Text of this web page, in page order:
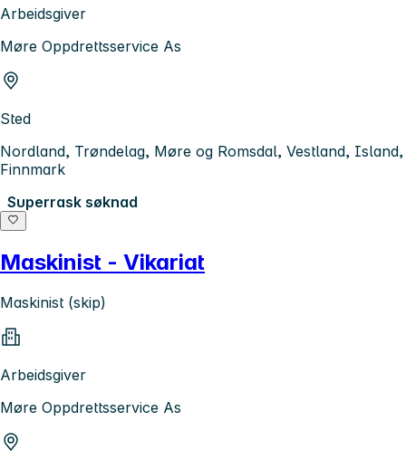
Arbeidsgiver
Møre Oppdrettsservice As
Sted
Nordland, Trøndelag, Møre og Romsdal, Vestland, Island,
Finnmark
Superrask søknad
Maskinist - Vikariat
Maskinist (skip)
Arbeidsgiver
Møre Oppdrettsservice As